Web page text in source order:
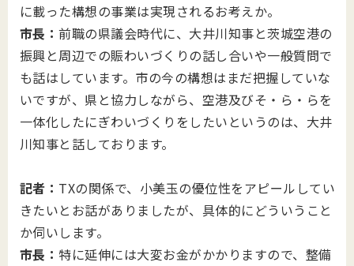
に載った構想の事業は実現されるお考えか。
市長：前職の県議会時代に、大井川知事と茨城空港の
振興と周辺での賑わいづくりの話し合いや一般質問で
も話はしています。市の今の構想はまだ把握していな
いですが、県と協力しながら、空港及びそ・ら・らを
一体化したにぎわいづくりをしたいというのは、大井
川知事と話しております。
記者： TXの関係で、小美玉の優位性をアピールしてい
きたいとお話がありましたが、具体的にどういうこと
か伺いします。
市長： 特に延伸には大変お金がかかりますので、整備